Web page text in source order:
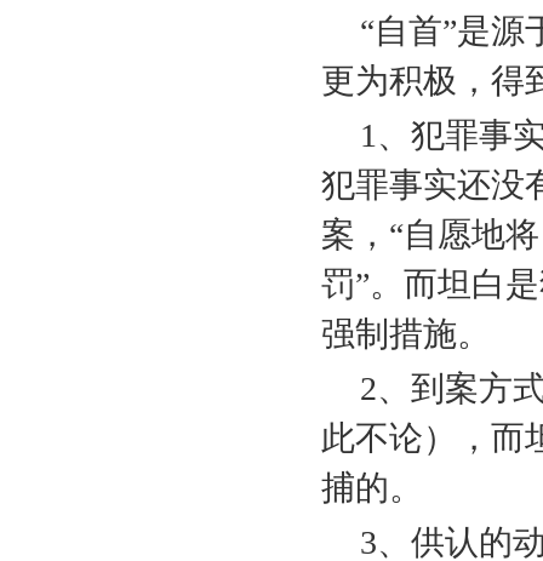
“自首”是源
更为积极，得
1 、犯罪事
犯罪事实还没
案，“自愿地
罚”。而坦白
强制措施。
2、到案方
此不论），而
捕的。
3、供认的